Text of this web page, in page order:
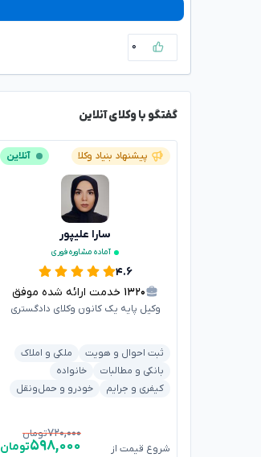
۰
گفتگو با وکلای آنلاین
پیشنهاد بنیاد وکلا آنلاین
سارا علیپور
آماده مشاوره فوری
۴.۶
۱۳۲۰ خدمت ارائه شده موفق
وکیل پایه یک کانون وکلای دادگستری
ثبت احوال و هویت
ملکی و املاک
بانکی و مطالبات
خانواده
کیفری و جرایم
خودرو و حمل‌ونقل
شروع قیمت از
۷۲۰,۰۰۰تومان
۵۹۸,۰۰۰تومان